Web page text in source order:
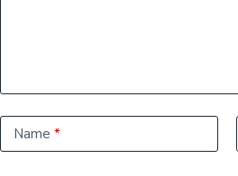
Name *